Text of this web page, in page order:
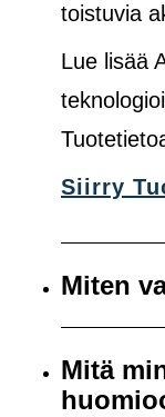
toistuvia
Lue lisää
Siirry
Miten
Mitä